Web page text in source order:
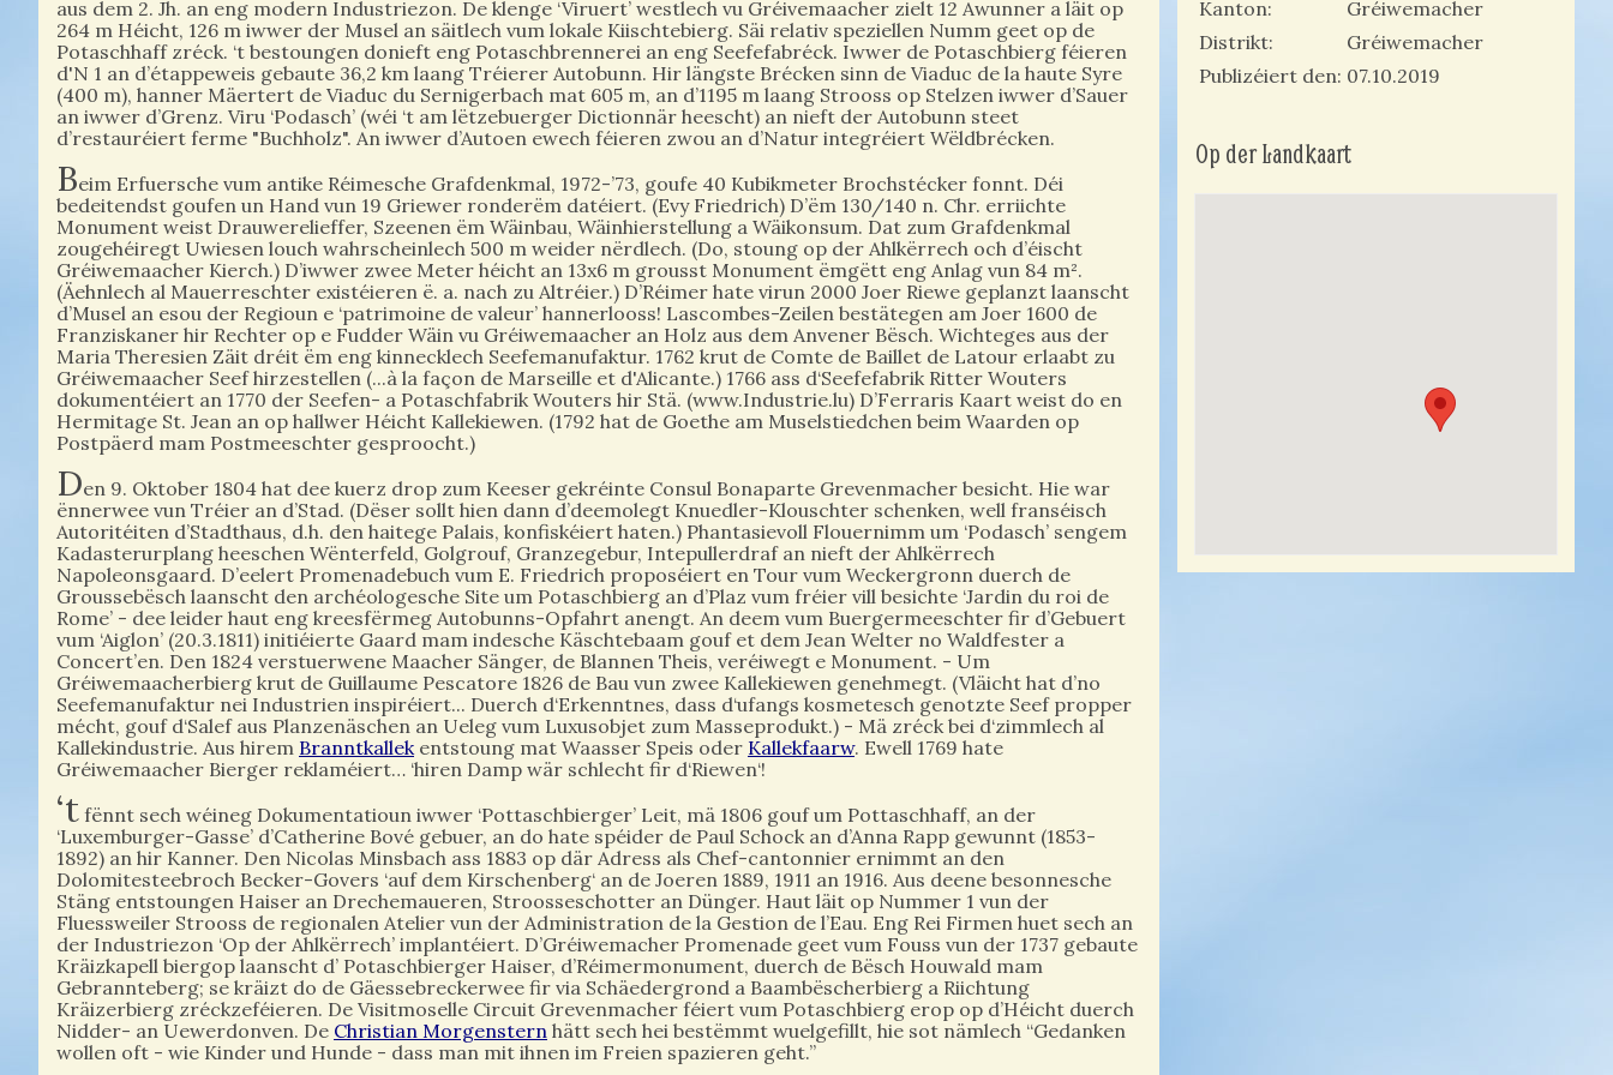
aus dem 2. Jh. an eng modern Industriezon. De klenge ‘Viruert’ westlech vu Gréivemaacher zielt 12 Awunner a läit op
264 m Héicht, 126 m iwwer der Musel an säitlech vum lokale Kiischtebierg. Säi relativ speziellen Numm geet op de
Potaschhaff zréck. ‘t bestoungen donieft eng Potaschbrennerei an eng Seefefabréck. Iwwer de Potaschbierg féieren
d'N 1 an d’étappeweis gebaute 36,2 km laang Tréierer Autobunn. Hir längste Brécken sinn de Viaduc de la haute Syre
(400 m), hanner Mäertert de Viaduc du Sernigerbach mat 605 m, an d’1195 m laang Strooss op Stelzen iwwer d’Sauer
an iwwer d’Grenz. Viru ‘Podasch’ (wéi ‘t am lëtzebuerger Dictionnär heescht) an nieft der Autobunn steet
d’restauréiert ferme "Buchholz". An iwwer d’Autoen ewech féieren zwou an d’Natur integréiert Wëldbrécken.
Beim Erfuersche vum antike Réimesche Grafdenkmal, 1972-’73, goufe 40 Kubikmeter Brochstécker fonnt. Déi
bedeitendst goufen un Hand vun 19 Griewer ronderëm datéiert. (Evy Friedrich) D’ëm 130/140 n. Chr. erriichte
Monument weist Drauwerelieffer, Szeenen ëm Wäinbau, Wäinhierstellung a Wäikonsum. Dat zum Grafdenkmal
zougehéiregt Uwiesen louch wahrscheinlech 500 m weider nërdlech. (Do, stoung op der Ahlkërrech och d’éischt
Gréiwemaacher Kierch.) D’iwwer zwee Meter héicht an 13x6 m grousst Monument ëmgëtt eng Anlag vun 84 m².
(Äehnlech al Mauerreschter existéieren ë. a. nach zu Altréier.) D’Réimer hate virun 2000 Joer Riewe geplanzt laanscht
d’Musel an esou der Regioun e ‘patrimoine de valeur’ hannerlooss! Lascombes-Zeilen bestätegen am Joer 1600 de
Franziskaner hir Rechter op e Fudder Wäin vu Gréiwemaacher an Holz aus dem Anvener Bësch. Wichteges aus der
Maria Theresien Zäit dréit ëm eng kinnecklech Seefemanufaktur. 1762 krut de Comte de Baillet de Latour erlaabt zu
Gréiwemaacher Seef hirzestellen (...à la façon de Marseille et d'Alicante.) 1766 ass d‘Seefefabrik Ritter Wouters
dokumentéiert an 1770 der Seefen- a Potaschfabrik Wouters hir Stä. (www.Industrie.lu) D’Ferraris Kaart weist do en
Hermitage St. Jean an op hallwer Héicht Kallekiewen. (1792 hat de Goethe am Muselstiedchen beim Waarden op
Postpäerd mam Postmeeschter gesproocht.)
Den 9. Oktober 1804 hat dee kuerz drop zum Keeser gekréinte Consul Bonaparte Grevenmacher besicht. Hie war
ënnerwee vun Tréier an d’Stad. (Dëser sollt hien dann d’deemolegt Knuedler-Klouschter schenken, well franséisch
Autoritéiten d’Stadthaus, d.h. den haitege Palais, konfiskéiert haten.) Phantasievoll Flouernimm um ‘Podasch’ sengem
Kadasterurplang heeschen Wënterfeld, Golgrouf, Granzegebur, Intepullerdraf an nieft der Ahlkërrech
Napoleonsgaard. D’eelert Promenadebuch vum E. Friedrich proposéiert en Tour vum Weckergronn duerch de
Groussebësch laanscht den archéologesche Site um Potaschbierg an d’Plaz vum fréier vill besichte ‘Jardin du roi de
Rome’ - dee leider haut eng kreesfërmeg Autobunns-Opfahrt anengt. An deem vum Buergermeeschter fir d’Gebuert
vum ‘Aiglon’ (20.3.1811) initiéierte Gaard mam indesche Käschtebaam gouf et dem Jean Welter no Waldfester a
Concert’en. Den 1824 verstuerwene Maacher Sänger, de Blannen Theis, veréiwegt e Monument. - Um
Gréiwemaacherbierg krut de Guillaume Pescatore 1826 de Bau vun zwee Kallekiewen genehmegt. (Vläicht hat d’no
Seefemanufaktur nei Industrien inspiréiert... Duerch d‘Erkenntnes, dass d‘ufangs kosmetesch genotzte Seef propper
mécht, gouf d‘Salef aus Planzenäschen an Ueleg vum Luxusobjet zum Masseprodukt.) - Mä zréck bei d‘zimmlech al
Kallekindustrie. Aus hirem Branntkallekentstoung mat Waasser Speis oder Kallekfaarw. Ewell 1769 hate
Gréiwemaacher Bierger reklaméiert… ‘hiren Damp wär schlecht fir d‘Riewen‘!
‘t fënnt sech wéineg Dokumentatioun iwwer ‘Pottaschbierger’ Leit, mä 1806 gouf um Pottaschhaff, an der
‘Luxemburger-Gasse’ d’Catherine Bové gebuer, an do hate spéider de Paul Schock an d’Anna Rapp gewunnt (1853-
1892) an hir Kanner. Den Nicolas Minsbach ass 1883 op där Adress als Chef-cantonnier ernimmt an den
Dolomitesteebroch Becker-Govers ‘auf dem Kirschenberg‘ an de Joeren 1889, 1911 an 1916. Aus deene besonnesche
Stäng entstoungen Haiser an Drechemaueren, Stroosseschotter an Dünger. Haut läit op Nummer 1 vun der
Fluessweiler Strooss de regionalen Atelier vun der Administration de la Gestion de l’Eau. Eng Rei Firmen huet sech an
der Industriezon ‘Op der Ahlkërrech’ implantéiert. D’Gréiwemacher Promenade geet vum Fouss vun der 1737 gebaute
Kräizkapell biergop laanscht d’ Potaschbierger Haiser, d’Réimermonument, duerch de Bësch Houwald mam
Gebrannteberg; se kräizt do de Gäessebreckerwee fir via Schäedergrond a Baambëscherbierg a Riichtung
Kräizerbierg zréckzeféieren. De Visitmoselle Circuit Grevenmacher féiert vum Potaschbierg erop op d’Héicht duerch
Nidder- an Uewerdonven. De Christian Morgenstern hätt sech hei bestëmmt wuelgefillt, hie sot nämlech ‘‘Gedanken
wollen oft - wie Kinder und Hunde - dass man mit ihnen im Freien spazieren geht.’’
Kanton
Gréiwemacher
Distrikt
Gréiwemacher
Publizéiert den 07.10.2019
Op der Landkaart